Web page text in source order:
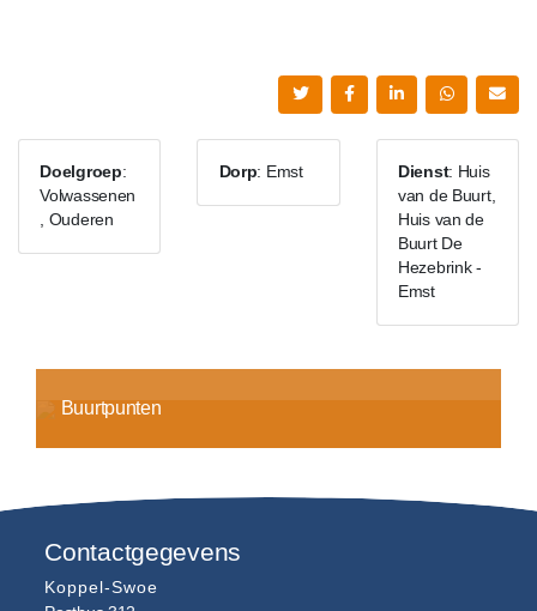
Doelgroep:
Volwassenen
, Ouderen
Dorp: Emst Dienst: Huis
van de Buurt,
Huis van de
Buurt De
Hezebrink -
Emst
Buurtpunten
Contactgegevens
Koppel-Swoe